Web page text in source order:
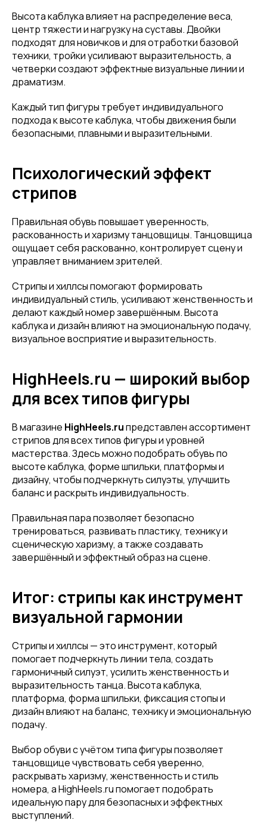
Привет! Дарим тебе -10% на первую
...и узнавай об акциях первой!
Имя
Телефон
Высота каблука влияет на распределение веса,
центр тяжести и нагрузку на суставы. Двойки
подходят для новичков и для отработки базовой
техники, тройки усиливают выразительность, а
четверки создают эффектные визуальные линии и
драматизм.
Каждый тип фигуры требует индивидуального
подхода к высоте каблука, чтобы движения были
безопасными, плавными и выразительными.
Психологический эффект
стрипов
Правильная обувь повышает уверенность,
раскованность и харизму танцовщицы. Танцовщица
ощущает себя раскованно, контролирует сцену и
управляет вниманием зрителей.
Стрипы и хиллсы помогают формировать
индивидуальный стиль, усиливают женственность и
делают каждый номер завершённым. Высота
каблука и дизайн влияют на эмоциональную подачу,
визуальное восприятие и выразительность.
HighHeels.ru — широкий выбор
для всех типов фигуры
В магазине HighHeels.ruпредставлен ассортимент
стрипов для всех типов фигуры и уровней
мастерства. Здесь можно подобрать обувь по
высоте каблука, форме шпильки, платформы и
дизайну, чтобы подчеркнуть силуэты, улучшить
баланс и раскрыть индивидуальность.
Правильная пара позволяет безопасно
тренироваться, развивать пластику, технику и
сценическую харизму, а также создавать
завершённый и эффектный образ на сцене.
Итог: стрипы как инструмент
визуальной гармонии
Стрипы и хиллсы — это инструмент, который
помогает подчеркнуть линии тела, создать
гармоничный силуэт, усилить женственность и
выразительность танца. Высота каблука,
платформа, форма шпильки, фиксация стопы и
дизайн влияют на баланс, технику и эмоциональную
подачу.
Выбор обуви с учётом типа фигуры позволяет
танцовщице чувствовать себя уверенно,
раскрывать харизму, женственность и стиль
номера, а HighHeels.ru помогает подобрать
идеальную пару для безопасных и эффектных
выступлений.